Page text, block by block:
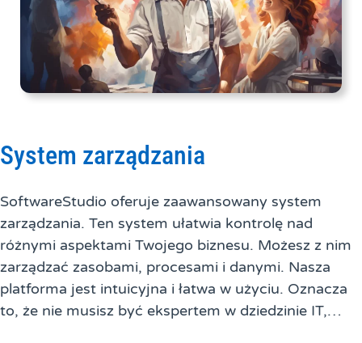
System zarządzania
SoftwareStudio oferuje zaawansowany system
zarządzania. Ten system ułatwia kontrolę nad
różnymi aspektami Twojego biznesu. Możesz z nim
zarządzać zasobami, procesami i danymi. Nasza
platforma jest intuicyjna i łatwa w użyciu. Oznacza
to, że nie musisz być ekspertem w dziedzinie IT,…